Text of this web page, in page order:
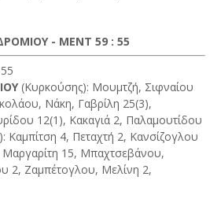
- ΜΕΝΤ 59 : 55
(Κυρκούσης): Μουμτζή, Σιφναίου
Νάκη, Γαβρίλη 25(3),
12(1), Κακαγιά 2, Παλαμουτίδου
Καμπίτση 4, Πεταχτή 2, Κανσίζογλου
15, Μπαχτσεβάνου,
2, Ζαμπέτογλου, Μελίνη 2,